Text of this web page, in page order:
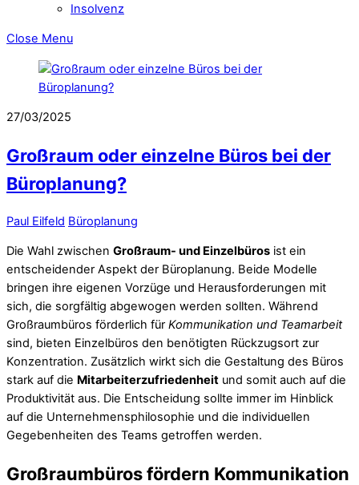
Insolvenz
Close Menu
27/03/2025
Großraum oder einzelne Büros bei der
Büroplanung?
Paul Eilfeld Büroplanung
Die Wahl zwischen Großraum- und Einzelbüros ist ein
entscheidender Aspekt der Büroplanung. Beide Modelle
bringen ihre eigenen Vorzüge und Herausforderungen mit
sich, die sorgfältig abgewogen werden sollten. Während
Großraumbüros förderlich für Kommunikation und Teamarbeit
sind, bieten Einzelbüros den benötigten Rückzugsort zur
Konzentration. Zusätzlich wirkt sich die Gestaltung des Büros
stark auf die Mitarbeiterzufriedenheit und somit auch auf die
Produktivität aus. Die Entscheidung sollte immer im Hinblick
auf die Unternehmensphilosophie und die individuellen
Gegebenheiten des Teams getroffen werden.
Großraumbüros fördern Kommunikation